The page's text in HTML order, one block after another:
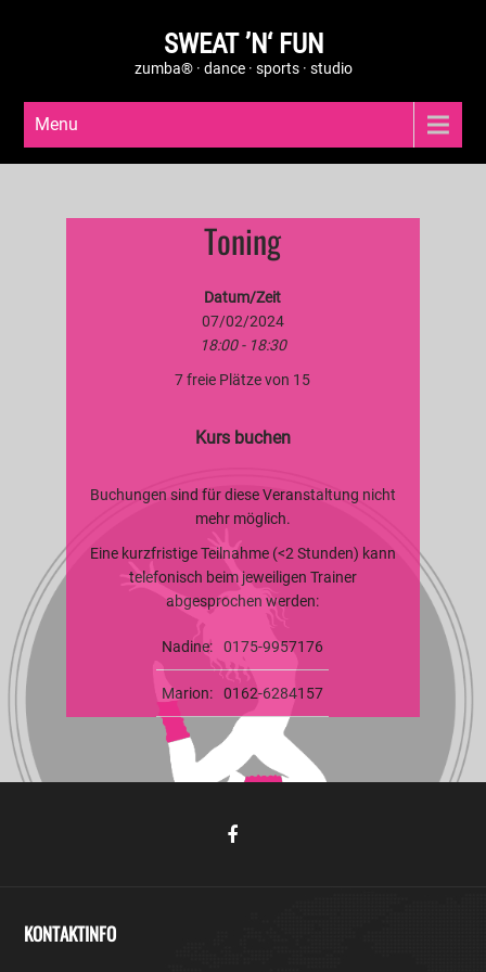
SWEAT ’N‘ FUN
zumba® · dance · sports · studio
Menu
Toning
Datum/Zeit
07/02/2024
18:00 - 18:30
7 freie Plätze von 15
Kurs buchen
Buchungen sind für diese Veranstaltung nicht
mehr möglich.
Eine kurzfristige Teilnahme (<2 Stunden) kann
telefonisch beim jeweiligen Trainer
abgesprochen werden:
Nadine: 0175-9957176
Marion: 0162-6284157
KONTAKTINFO